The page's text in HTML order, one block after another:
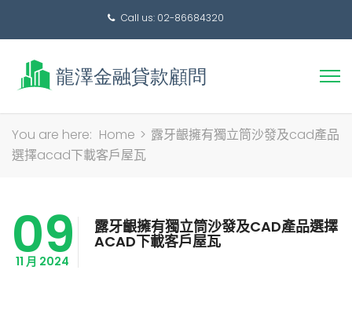
Call us: 02-86684320
搜
尋
You are here: Home > 露牙齦擁有獨立筒沙發及cad產品
選擇acad下載客戶屋瓦
09
11 月 2024
露牙齦擁有獨立筒沙發及CAD產品選擇
ACAD下載客戶屋瓦